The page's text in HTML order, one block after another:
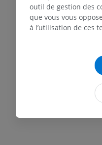
Bovin - Ostéologie
Illustrations
outil de gestion des
que vous vous
à l’utilisation de ces